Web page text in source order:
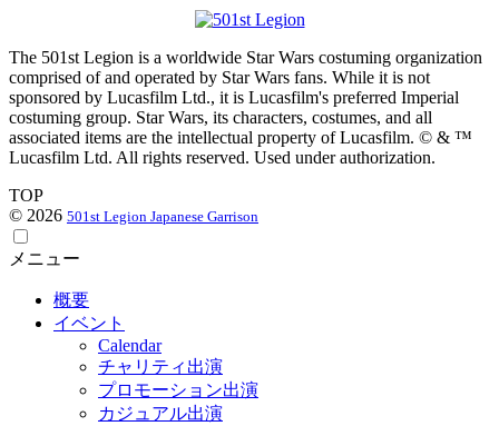
The 501st Legion is a worldwide Star Wars costuming organization
comprised of and operated by Star Wars fans. While it is not
sponsored by Lucasfilm Ltd., it is Lucasfilm's preferred Imperial
costuming group. Star Wars, its characters, costumes, and all
associated items are the intellectual property of Lucasfilm. © & ™
Lucasfilm Ltd. All rights reserved. Used under authorization.
TOP
© 2026 501st Legion Japanese Garrison
メニュー
概要
イベント
Calendar
チャリティ出演
プロモーション出演
カジュアル出演